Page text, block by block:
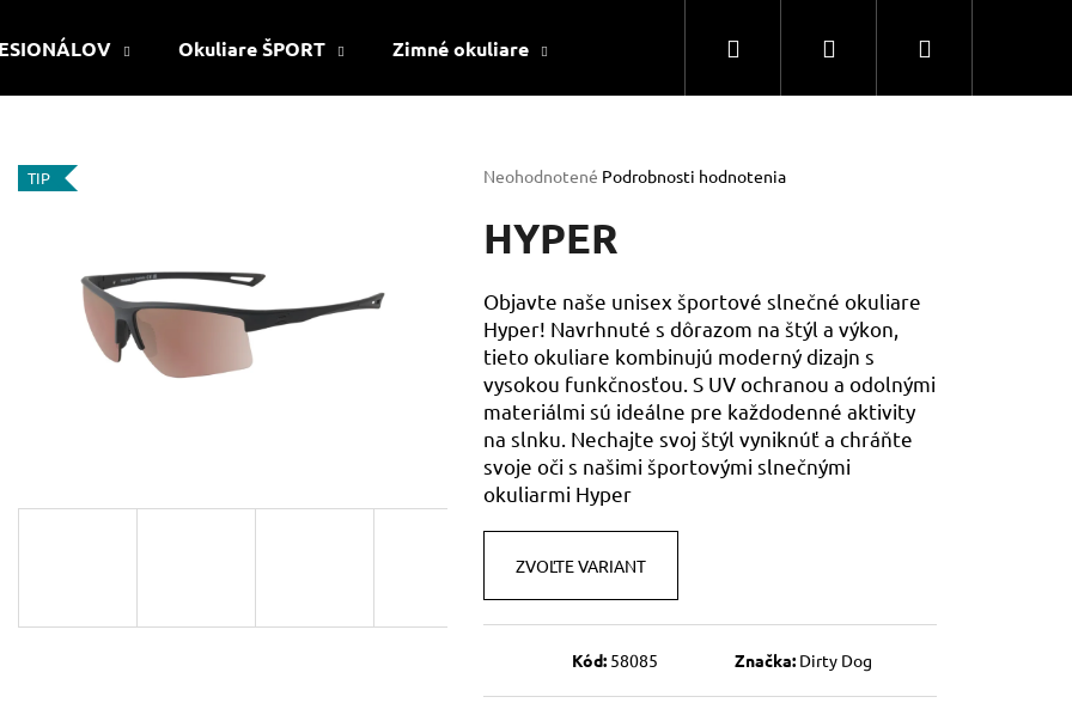
Okuliare ŠPORT Zimné okuliare Ako si vybrať slnečné okuliare Dirty Dog
Hľadať PrihlásenieNákupný
Priemerné
produktu
je
5
hviezdičiek.
Neohodnotené Podrobnosti hodnotenia
HYPER
Objavte naše unisex športové slnečné okuliare
Hyper! Navrhnuté s dôrazom na štýl a výkon,
tieto okuliare kombinujú moderný dizajn s
vysokou funkčnosťou. S UV ochranou a odolnými
materiálmi sú ideálne pre každodenné aktivity
na slnku. Nechajte svoj štýl vyniknúť a chráňte
svoje oči s našimi športovými slnečnými
okuliarmi Hyper
ZVOĽTE VARIANT
Kód: 58085 Značka: Dirty Dog
TIP
Odporúčame
Nasledujúce